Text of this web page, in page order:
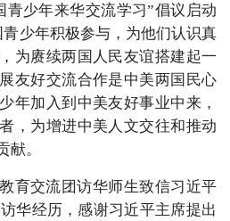
青少年来华交流学习”倡议启动
少年积极参与，为他们认识真
为赓续两国人民友谊搭建起一
友好交流合作是中美两国民心
年加入到中美友好事业中来，
，为增进中美人文交往和推动
献。
交流团访华师生致信习近平
华经历，感谢习近平主席提出